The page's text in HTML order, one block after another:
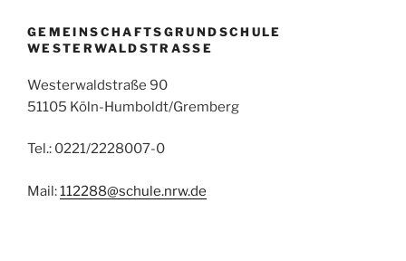
GEMEINSCHAFTSGRUNDSCHULE
WESTERWALDSTRASSE
Westerwaldstraße 90
51105 Köln-Humboldt/Gremberg
Tel.: 0221/2228007-0
Mail:112288@schule.nrw.de